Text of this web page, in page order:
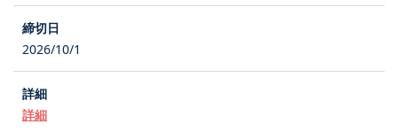
2026/10/1
詳細